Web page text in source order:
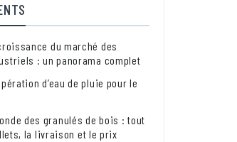
du marché des
: un panorama complet
d’eau de pluie pour le
des granulés de bois : tout
la livraison et le prix